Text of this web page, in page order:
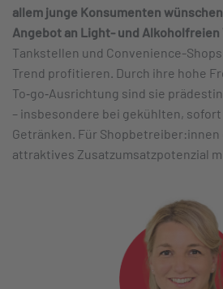
allem junge Konsumenten
Angebot an Light- und Alkoholfreien
Tankstellen und Convenience-
Trend profitieren. Durch ihre hohe
To‑go‑Ausrichtung sind sie
– insbesondere bei gekühlten,
Getränken. Für
attraktives Zusatzumsatzpotenzial